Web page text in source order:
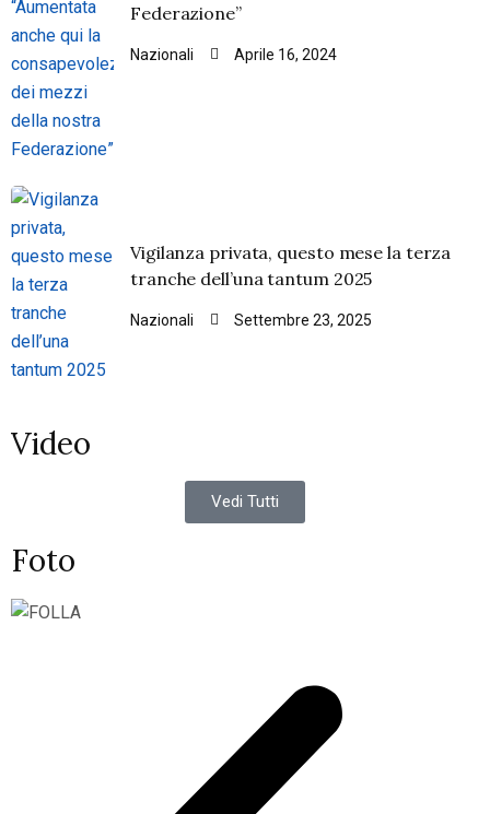
Federazione”
Nazionali Aprile 16, 2024
Vigilanza privata, questo mese la terza
tranche dell’una tantum 2025
Nazionali Settembre 23, 2025
Video
Vedi Tutti
Foto